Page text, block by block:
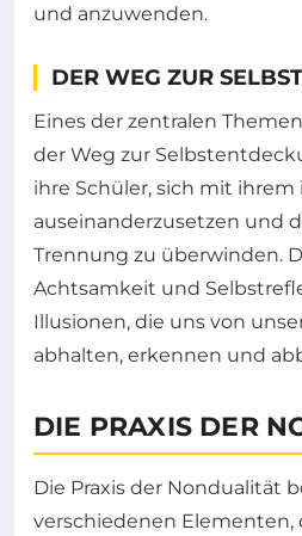
und anzuwenden.
DER WEG ZUR
Eines der zentralen
der Weg zur
ihre Schüler, sich mit ihrem
auseinanderzusetzen und
Trennung zu überwinden.
Achtsamkeit und
Illusionen, die uns von
abhalten, erkennen und
DIE PRAXIS DER
Die Praxis der Nondualität
verschiedenen Elementen,